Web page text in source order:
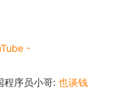
-
序员小哥: 也谈钱